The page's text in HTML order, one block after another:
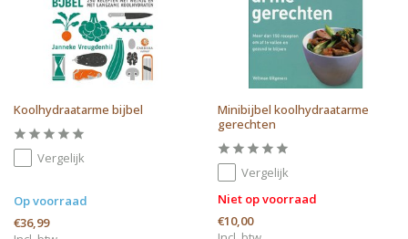
Koolhydraatarme bijbel
Vergelijk
Op voorraad
€36,99
Minibijbel koolhydraatarme
gerechten
Vergelijk
Niet op voorraad
€10,00